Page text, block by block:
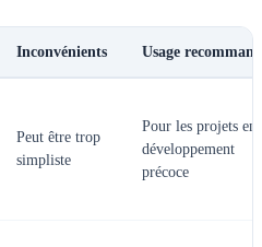
Inconvénients Usage
Peut être trop
simpliste
Pour les projets en
développement
précoce